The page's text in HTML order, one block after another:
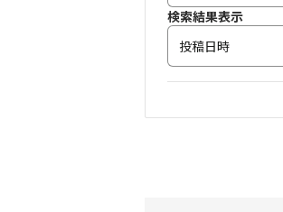
検索結果表示
投稿日時